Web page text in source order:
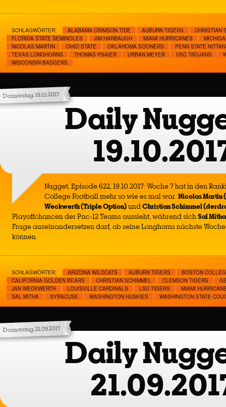
SCHLAGWÖRTER: ALABAMA CRIMSON TIDE AUBURN TIGERS
CHRISTIAN
FLORIDA STATE SEMINOLES
JIM HARBAUGH MIAMI HURRICANES
NICOLAS MARTIN
OHIO STATE OKLAHOMA SOONERS
PENN STATE
TEXAS LONGHORNS
THOMAS PSAIER URBAN MEYER USC TROJANS
WISCONSIN BADGERS
Donnerstag, 19.10.2017
Daily
Nugget, Episode 622, 19.10.2017: Woche 7 hat in den
College Football mehr so wie es mal war.Nicolas Martin
Weckwerth (Triple Option)undChristian Schimmel
Playoffchancen der Pac-12 Teams aussieht, während sichSal
Frage auseinandersetzen darf, ob seine Longhorns nächste
können.
SCHLAGWÖRTER: ARIZONA WILDCATS AUBURN TIGERS
BOSTON
CALIFORNIA GOLDEN BEARS
CHRISTIAN SCHIMMEL CLEMSON TIGERS
JAN WECKWERTH
LOUISVILLE CARDINALS LSU TIGERS
MIAMI
SAL MITHA
SYRACUSE WASHINGTON HUSKIES WASHINGTON STATE
Donnerstag, 21.09.2017
Daily